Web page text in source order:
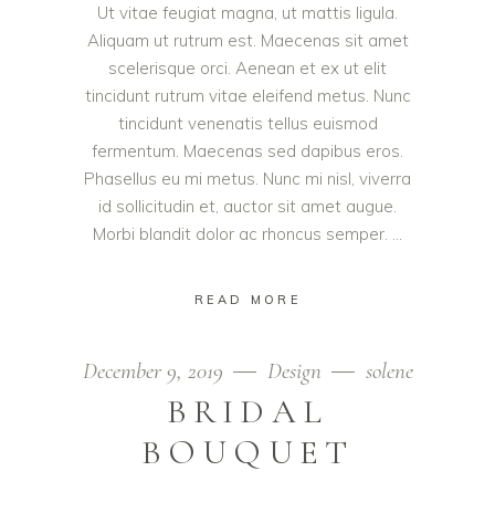
Ut vitae feugiat magna, ut mattis ligula.
Aliquam ut rutrum est. Maecenas sit amet
scelerisque orci. Aenean et ex ut elit
tincidunt rutrum vitae eleifend metus. Nunc
tincidunt venenatis tellus euismod
fermentum. Maecenas sed dapibus eros.
Phasellus eu mi metus. Nunc mi nisl, viverra
id sollicitudin et, auctor sit amet augue.
Morbi blandit dolor ac rhoncus semper.
READ MORE
December 9, 2019 Design solene
BRIDAL
BOUQUET